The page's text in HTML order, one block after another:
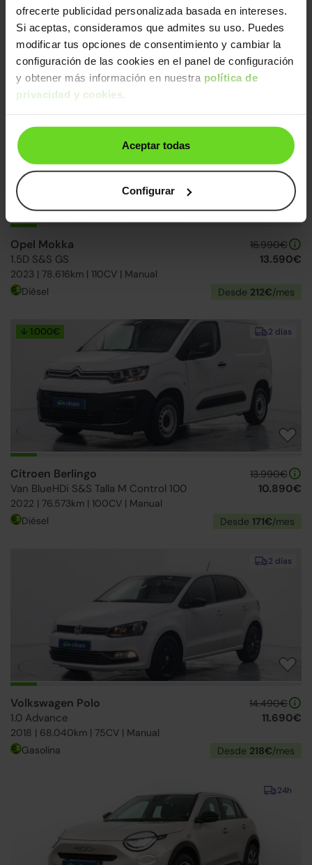
ofrecerte publicidad personalizada basada en intereses.
Si aceptas, consideramos que admites su uso. Puedes
modificar tus opciones de consentimiento y cambiar la
configuración de las cookies en el panel de configuración
y obtener más información en nuestra política de
privacidad y cookies.
Aceptar todas
Configurar
Renault Captur
TCe GPF Micro Híbrido Intens
2022 | 121.471km | 140CV | Manual
16.490€
13.590€
Mild hybrid Desde212€/mes
Opel Mokka
1.5D S&S GS
2023 | 78.616km | 110CV | Manual
16.990€
13.590€
Diésel Desde 212€/mes
2 días
↓ 1.000€
Citroen Berlingo
Van BlueHDi S&S Talla M Control 100
2022 | 76.573km | 100CV | Manual
13.990€
10.890€
Diésel Desde 171€/mes
2 días
Volkswagen Polo
1.0 Advance
2018 | 68.040km | 75CV | Manual
14.490€
11.690€
Gasolina Desde 218€/mes
24h